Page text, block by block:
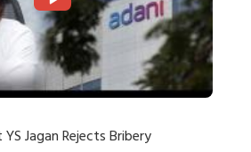
YS Jagan Rejects Bribery